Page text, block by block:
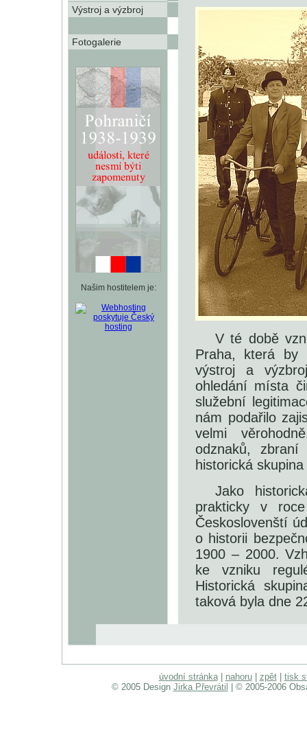
V té době
Praha, která by
výstroj a
ohledání místa
služební
nám podařilo
velmi
odznaků,
historická
Jako
prakticky v
Českoslovenští
o historii
1900 – 2000.
ke vzniku
Historická
taková byla dne
Výstroj a výzbroj
Fotogalerie
Našim hostitelem je:
úvodní stránka| nahoru| zpět| tisk
© 2005 Design Jirka Převrátil | © 2005-2006